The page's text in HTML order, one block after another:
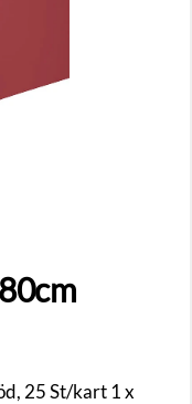
25 St/kart 1 x